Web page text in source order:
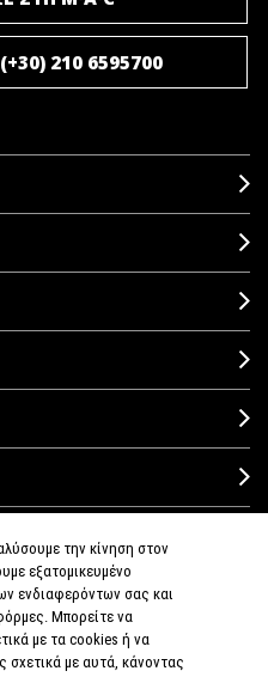
210 6595700
την κίνηση στον
εξατομικευμένο
ενδιαφερόντων σας και
Μπορείτε να
με τα cookies ή να
σχετικά με αυτά, κάνοντας